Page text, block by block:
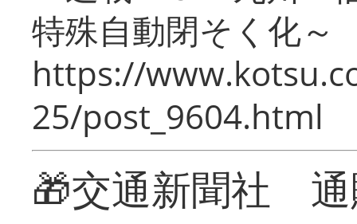
特殊自動閉そく化～
https://
25/post_9604.html
🎁交通新聞社